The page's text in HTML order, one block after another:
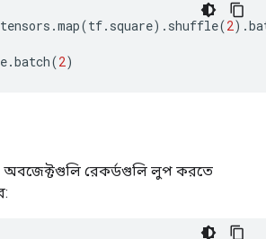
.map(tf. square). shuffle(2).
.batch(2)
অবজেক্টগুলি রেকর্ডগুলি লুপ করতে